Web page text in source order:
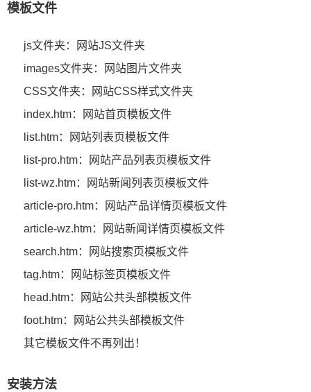
模板文件
js文件夹：网站JS文件夹
images文件夹：网站图片文件夹
CSS文件夹：网站CSS样式文件夹
index.htm：网站首页模板文件
list.htm：网站列表页模板文件
list-pro.htm：网站产品列表页模板文件
list-wz.htm：网站新闻列表页模板文件
article-pro.htm：网站产品详情页模板文件
article-wz.htm：网站新闻详情页模板文件
search.htm：网站搜索页模板文件
tag.htm：网站标签页模板文件
head.htm：网站公共头部模板文件
foot.htm：网站公共头部模板文件
其它模板文件不再列出！
安装方法